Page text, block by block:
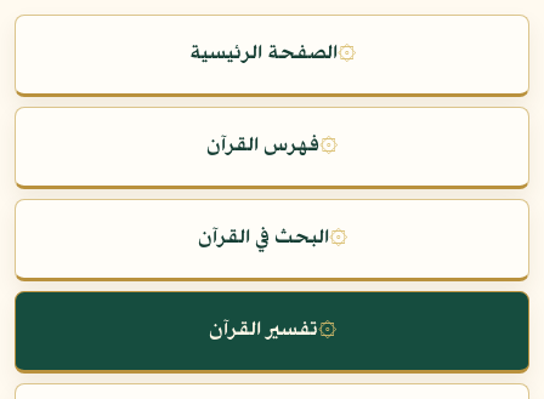
۞الصفحة الرئيسية
۞فهرس القرآن
۞البحث في القرآن
۞تفسير القرآن